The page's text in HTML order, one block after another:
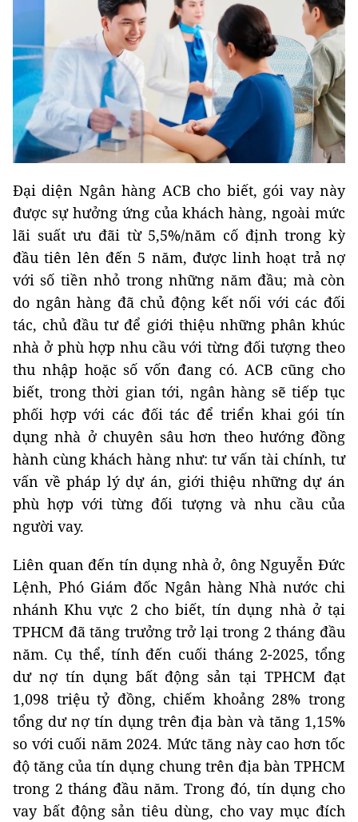
Đại diện Ngân hàng ACB cho biết, gói vay này
được sự hưởng ứng của khách hàng, ngoài mức
lãi suất ưu đãi từ 5,5%/năm cố định trong kỳ
đầu tiên lên đến 5 năm, được linh hoạt trả nợ
với số tiền nhỏ trong những năm đầu; mà còn
do ngân hàng đã chủ động kết nối với các đối
tác, chủ đầu tư để giới thiệu những phân khúc
nhà ở phù hợp nhu cầu với từng đối tượng theo
thu nhập hoặc số vốn đang có. ACB cũng cho
biết, trong thời gian tới, ngân hàng sẽ tiếp tục
phối hợp với các đối tác để triển khai gói tín
dụng nhà ở chuyên sâu hơn theo hướng đồng
hành cùng khách hàng như: tư vấn tài chính, tư
vấn về pháp lý dự án, giới thiệu những dự án
phù hợp với từng đối tượng và nhu cầu của
người vay.
Liên quan đến tín dụng nhà ở, ông Nguyễn Đức
Lệnh, Phó Giám đốc Ngân hàng Nhà nước chi
nhánh Khu vực 2 cho biết, tín dụng nhà ở tại
TPHCM đã tăng trưởng trở lại trong 2 tháng đầu
năm. Cụ thể, tính đến cuối tháng 2-2025, tổng
dư nợ tín dụng bất động sản tại TPHCM đạt
1,098 triệu tỷ đồng, chiếm khoảng 28% trong
tổng dư nợ tín dụng trên địa bàn và tăng 1,15%
so với cuối năm 2024. Mức tăng này cao hơn tốc
độ tăng của tín dụng chung trên địa bàn TPHCM
trong 2 tháng đầu năm. Trong đó, tín dụng cho
vay bất động sản tiêu dùng, cho vay mục đích